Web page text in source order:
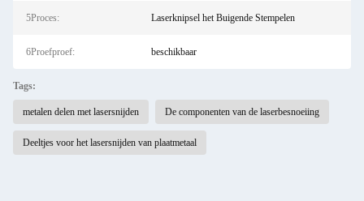
5Proces: Laserknipsel het Buigende Stempelen
6Proefproef: beschikbaar
Tags:
metalen delen met lasersnijden De componenten van de laserbesnoeiing
Deeltjes voor het lasersnijden van plaatmetaal